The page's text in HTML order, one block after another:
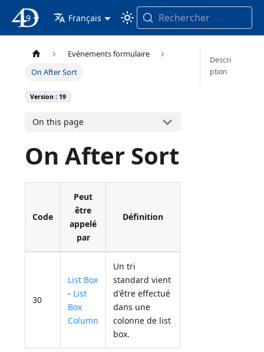
4D Documentation
19 Français Rechercher
Evénements formulaire
On After Sort
Version : 19
On this page
On After Sort
Code
Peut
être
appelé
par
Définition
30
List Box
- List
Box
Column
Un tri
standard vient
d'être effectué
dans une
colonne de list
box.
Descri
ption